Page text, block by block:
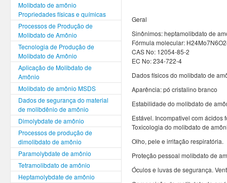
Molibdato de amônio
Propriedades físicas e químicas
Processos de Produção de
Molibdato de Amônio
Tecnologia de Produção de
Molibdato de Amônio
Aplicação de Molibdato de
Amônio
Molibdato de amônio MSDS
Dados de segurança do material
de molibdênio de amônio
Dimolybdate de amônio
Processos de produção de
dimolibdato de amônio
Paramolybdate de amônio
Tetramolibdato de amônio
Heptamolybdate de amônio
Geral
Sinônimos: heptamolibdato de
Fórmula molecular:
CAS No: 12054-85-2
EC No: 234-722-4
Dados físicos do molibdato de
Aparência: pó cristalino branco
Estabilidade do molibdato de
Estável. Incompativel com ácidos
Toxicologia do molibdato de
Olho, pele e irritação respiratória.
Proteção pessoal molibdato de
Óculos e luvas de segurança.